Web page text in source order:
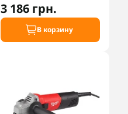
3 186 грн.
В корзину